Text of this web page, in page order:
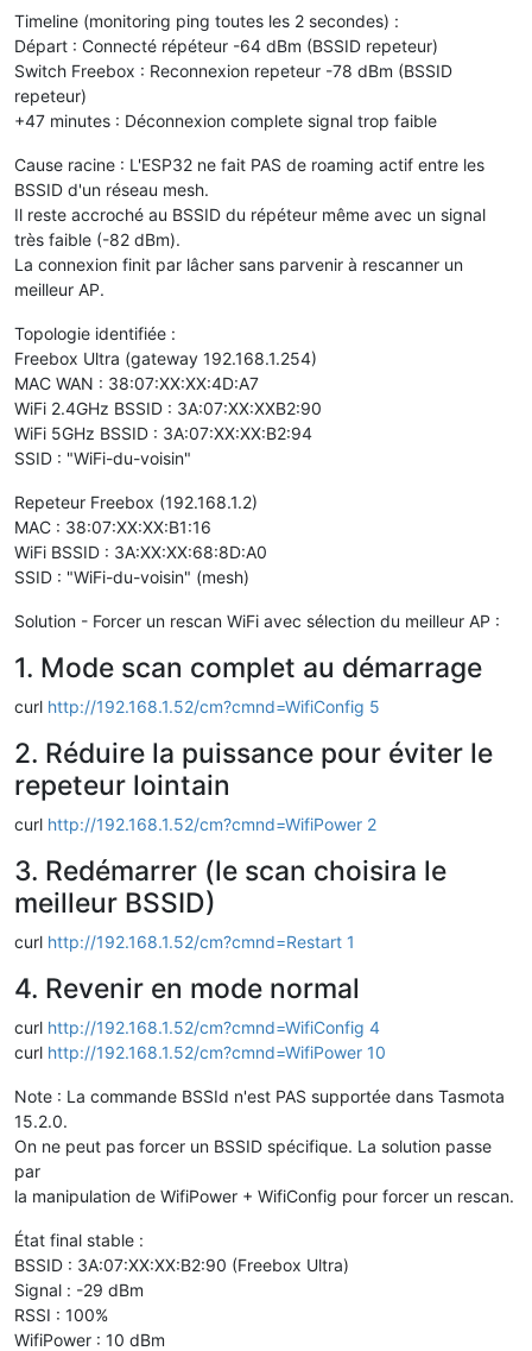
Timeline (monitoring ping toutes les 2 secondes) :
Départ : Connecté répéteur -64 dBm (BSSID repeteur)
Switch Freebox : Reconnexion repeteur -78 dBm (BSSID
repeteur)
+47 minutes : Déconnexion complete signal trop faible
Cause racine : L'ESP32 ne fait PAS de roaming actif entre les
BSSID d'un réseau mesh.
Il reste accroché au BSSID du répéteur même avec un signal
très faible (-82 dBm).
La connexion finit par lâcher sans parvenir à rescanner un
meilleur AP.
Topologie identifiée :
Freebox Ultra (gateway 192.168.1.254)
MAC WAN : 38:07:XX:XX:4D:A7
WiFi 2.4GHz BSSID : 3A:07:XX:XXB2:90
WiFi 5GHz BSSID : 3A:07:XX:XX:B2:94
SSID : "WiFi-du-voisin"
Repeteur Freebox (192.168.1.2)
MAC : 38:07:XX:XX:B1:16
WiFi BSSID : 3A:XX:XX:68:8D:A0
SSID : "WiFi-du-voisin" (mesh)
Solution - Forcer un rescan WiFi avec sélection du meilleur AP :
1. Mode scan complet au démarrage
curl http://192.168.1.52/cm?cmnd=WifiConfig 5
2. Réduire la puissance pour éviter le
repeteur lointain
curl http://192.168.1.52/cm?cmnd=WifiPower 2
3. Redémarrer (le scan choisira le
meilleur BSSID)
curl http://192.168.1.52/cm?cmnd=Restart 1
4. Revenir en mode normal
curl http://192.168.1.52/cm?cmnd=WifiConfig 4
curl http://192.168.1.52/cm?cmnd=WifiPower 10
Note : La commande BSSId n'est PAS supportée dans Tasmota
15.2.0.
On ne peut pas forcer un BSSID spécifique. La solution passe
par
la manipulation de WifiPower + WifiConfig pour forcer un rescan.
État final stable :
BSSID : 3A:07:XX:XX:B2:90 (Freebox Ultra)
Signal : -29 dBm
RSSI : 100%
WifiPower : 10 dBm